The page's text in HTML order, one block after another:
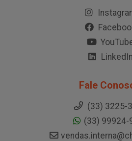
LinkedIn
Fale
(33) 3225-
(33) 99924-